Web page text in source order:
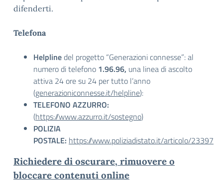
difenderti.
Telefona
Helplinedel progetto “Generazioni connesse”: al
numero di telefono 1.96.96, una linea di ascolto
attiva 24 ore su 24 per tutto l’anno
(generazioniconnesse.it/helpline):
TELEFONO AZZURRO:
(https://www.azzurro.it/sostegno)
POLIZIA
POSTALE: https://www.poliziadistato.it/articolo/23397
Richiedere di oscurare, rimuovere o
bloccare contenuti online